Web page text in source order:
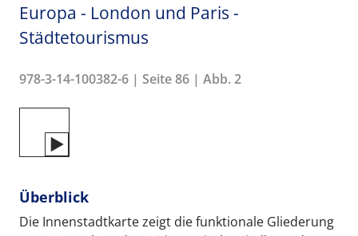
Europa - London und Paris -
Städtetourismus
978-3-14-100382-6 | Seite 86 | Abb. 2
Überblick
Die Innenstadtkarte zeigt die funktionale Gliederung